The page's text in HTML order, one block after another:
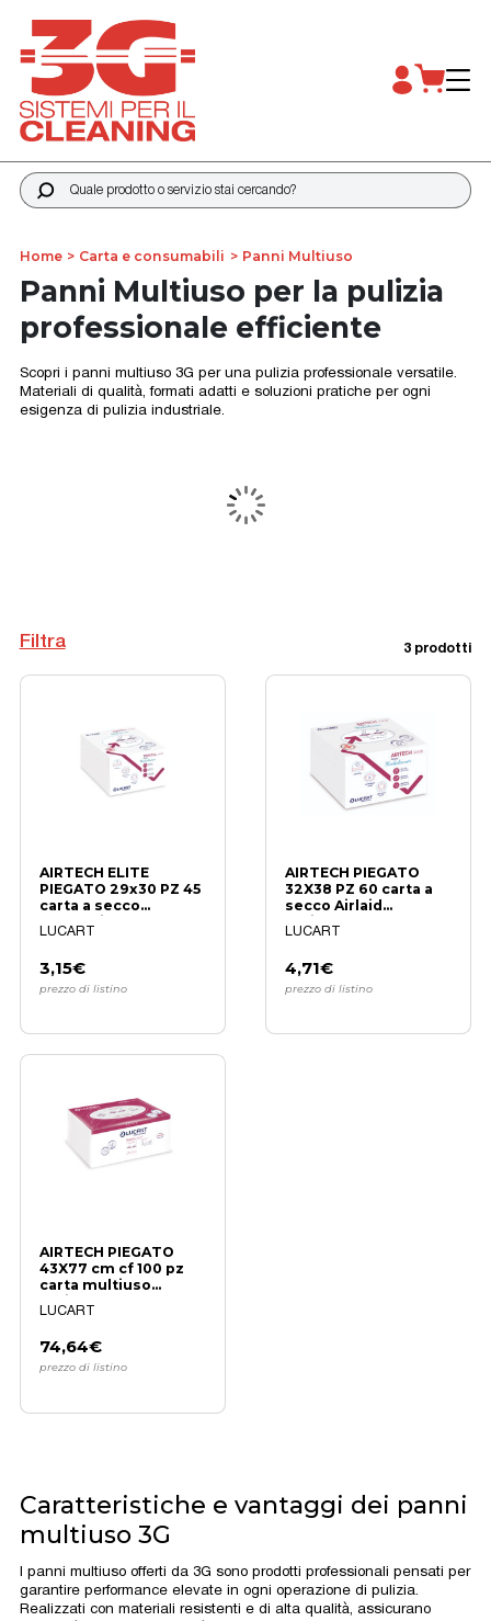
Quale prodotto o servizio stai cercando?
Home Carta e consumabili Panni Multiuso
Panni Multiuso per la pulizia
professionale efficiente
Scopri i panni multiuso 3G per una pulizia professionale versatile.
Materiali di qualità, formati adatti e soluzioni pratiche per ogni
esigenza di pulizia industriale.
Filtra 3 prodotti
AIRTECH ELITE
PIEGATO 29x30 PZ 45
carta a secco
professionale
LUCART
3,15€
prezzo di listino
AIRTECH PIEGATO
32X38 PZ 60 carta a
secco Airlaid
resistente
LUCART
4,71€
prezzo di listino
AIRTECH PIEGATO
43X77 cm cf 100 pz
carta multiuso
resistente e
assorbente
LUCART
74,64€
prezzo di listino
Caratteristiche e vantaggi dei panni
multiuso 3G
I panni multiuso offerti da 3G sono prodotti professionali pensati per
garantire performance elevate in ogni operazione di pulizia.
Realizzati con materiali resistenti e di alta qualità, assicurano